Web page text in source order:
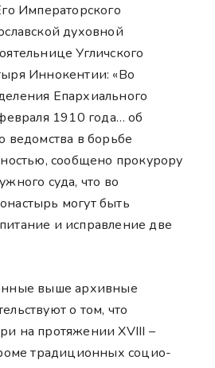
Императорского
духовной
Угличского
Иннокентии: «Во
Епархиального
1910 года… об
ведомства в борьбе
сообщено прокурору
суда, что во
могут быть
и исправление две
выше архивные
о том, что
на протяжении XVIII –
традиционных социо-